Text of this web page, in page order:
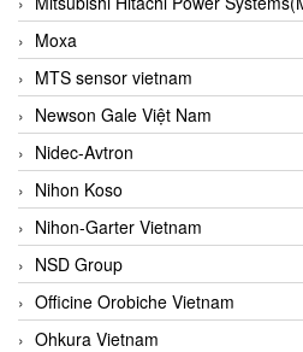
Moxa
MTS sensor vietnam
Newson Gale Việt Nam
Nidec-Avtron
Nihon Koso
Nihon-Garter Vietnam
NSD Group
Officine Orobiche Vietnam
Ohkura Vietnam